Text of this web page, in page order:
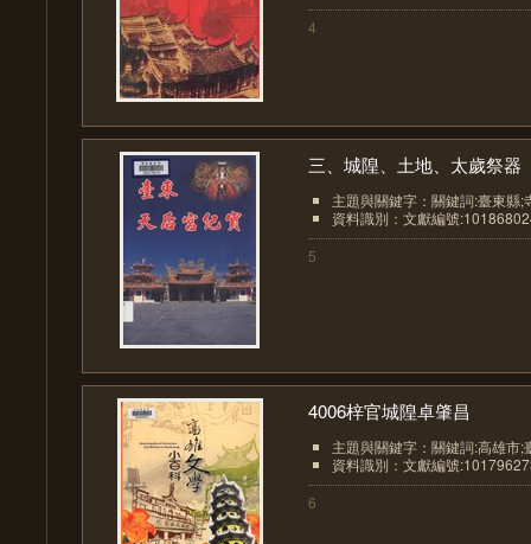
4
三、城隍、土地、太歲祭器
主題與關鍵字：關鍵詞:臺東縣;
資料識別：文獻編號
5
4006梓官城隍卓肇昌
主題與關鍵字：關鍵詞:高雄市;
資料識別：文獻編號
6